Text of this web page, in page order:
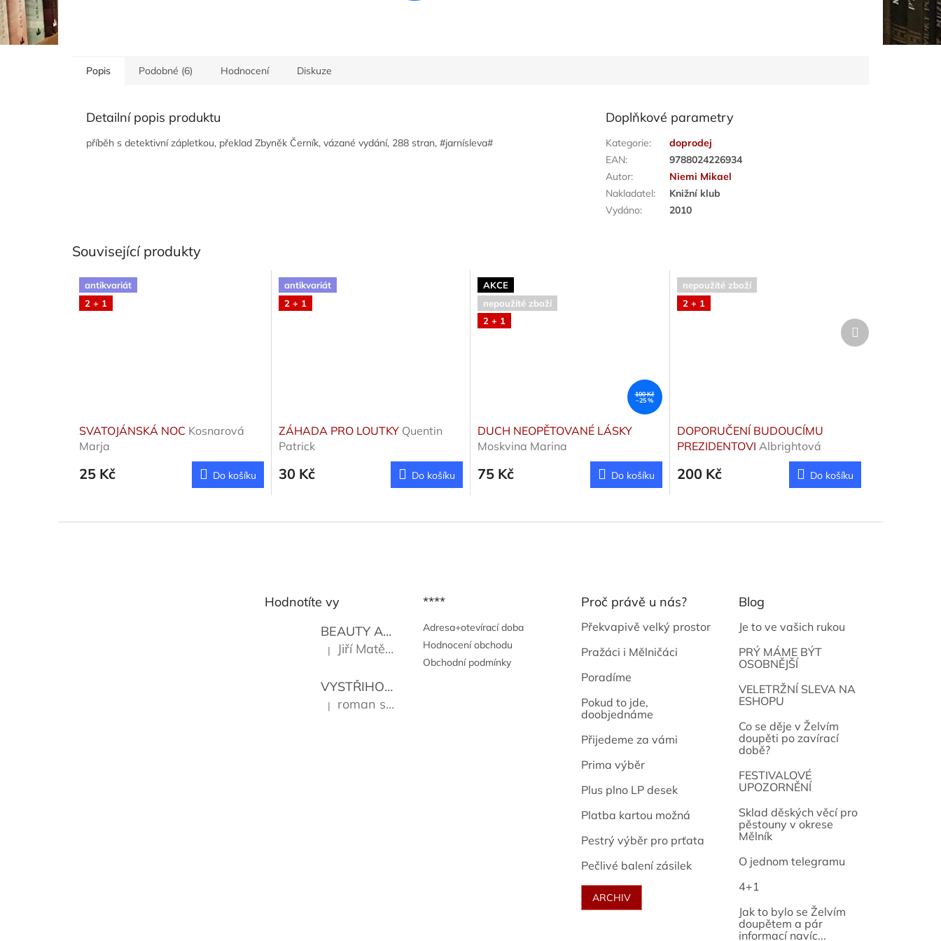
Popis Podobné (6) Hodnocení Diskuze
Detailní popis produktu
příběh s detektivní zápletkou, překlad Zbyněk Černík, vázané vydání, 288 stran, #jarnísleva#
Doplňkové parametry
Kategorie:
doprodej
EAN:
9788024226934
Autor:
Niemi Mikael
Nakladatel:
Knižní klub
Vydáno: 2010
Související produkty
antikvariát
2 + 1
SVATOJÁNSKÁ NOC Kosnarová
Marja
25 Kč Do košíku
antikvariát
2 + 1
ZÁHADA PRO LOUTKY Quentin
Patrick
30 Kč Do košíku
AKCE
nepoužité zboží
2 + 1
100 Kč
–25 %
DUCH NEOPĚTOVANÉ LÁSKY
Moskvina Marina
75 Kč Do košíku
nepoužité zboží
2 + 1
DOPORUČENÍ BUDOUCÍMU
PREZIDENTOVI Albrightová
200 Kč Do košíku
Další
produkt
Hodnotíte vy
BEAUTY AND THE BEAT
Go Go's
Hodnocení produktu je 5 z 5 hvězdiček.
| Jiří Matějů
VYSTŘIHOVÁNKY - PRAŽSKÉ PAMÁTKY Kropáček Josef
Hodnocení produktu je 5 z 5 hvězdiček.
| roman sekanina
****
Adresa+otevírací doba
Hodnocení obchodu
Obchodní podmínky
Proč právě u nás?
Překvapivě velký prostor
Pražáci i Mělničáci
Poradíme
Pokud to jde,
doobjednáme
Přijedeme za vámi
Prima výběr
Plus plno LP desek
Platba kartou možná
Pestrý výběr pro prťata
Pečlivé balení zásilek
ARCHIV
Blog
Je to ve vašich rukou
PRÝ MÁME BÝT
OSOBNĚJŠÍ
VELETRŽNÍ SLEVA NA
ESHOPU
Co se děje v Želvím
doupěti po zavírací
době?
FESTIVALOVÉ
UPOZORNĚNÍ
Sklad děských věcí pro
pěstouny v okrese
Mělník
O jednom telegramu
4+1
Jak to bylo se Želvím
doupětem a pár
informací navíc...